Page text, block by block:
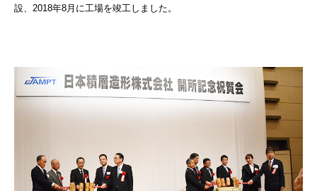
設、2018年8月に工場を竣工しました。